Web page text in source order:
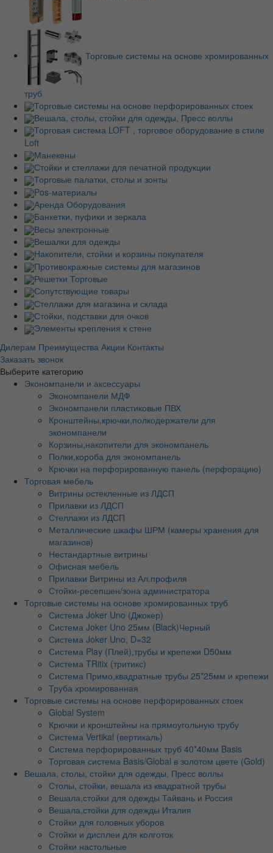
Торговые системы на основе хромированных
труб
Торговые системы на основе перфорированных стоек
Вешала, столы, стойки для одежды, Пресс воллы
Торговая система LOFT , торговое оборудование в стиле
Loft
Манекены
Стойки и стеллажи для печатной продукции
Торговые палатки, столы и зонты
Pos-материалы
Аренда Оборудования
Банкетки, пуфики и зеркала
Весы электронные
Вешалки для одежды
Накопители, стойки и корзины покупателя
Противокражные системы для магазинов
Решетки Торговые
Сопутствующие товары
Стеллажи для магазина и склада
Стойки, подставки для очков
Элементы крепления к стене
Дилерам Преимущества Акции Контакты
Заказать звонок
Выберите категорию
Экономпанели и аксессуары
Экономпанели МДФ
Экономпанели пластиковые ПВХ
Кронштейны,крючки,полкодержатели для
экономпанели
Корзины,накопители для экономпанель
Полки,короба для экономпанель
Крючки на перфорированную панель (перфорацию)
Торговая мебель
Витрины остекленные из ЛДСП
Прилавки из ЛДСП
Стеллажи из ЛДСП
Металлические шкафы ШРМ (камеры хранения для
магазинов)
Нестандартные витрины
Офисная мебель
Прилавки Витрины из Ал.профиля
Стойки-ресепшен/зона администратора
Торговые системы на основе хромированных труб
Система Joker Uno (Джокер)
Система Joker Uno 25мм (Black)Черный
Система Joker Uno, D=32
Система Play (Плей),трубы и крепежи D50мм
Система TRitix (тритикс)
Система Примо,квадратные трубы 25*25мм и крепежи
Труба хромированная
Торговые системы на основе перфорированных стоек
Global System
Крючки и кронштейны на прямоугольную трубу
Система Vertikal (вертикаль)
Система перфорированных труб 40*40мм Basis
Торговая система Basis/Global в золотом цвете (Gold)
Вешала, столы, стойки для одежды, Пресс воллы
Столы, стойки, вешала из квадратной трубы
Вешала,стойки для одежды Тайвань и Россия
Вешала,стойки для одежды Италия
Стойки для головных уборов
Стойки и дисплеи для колготок
Стойки настольные